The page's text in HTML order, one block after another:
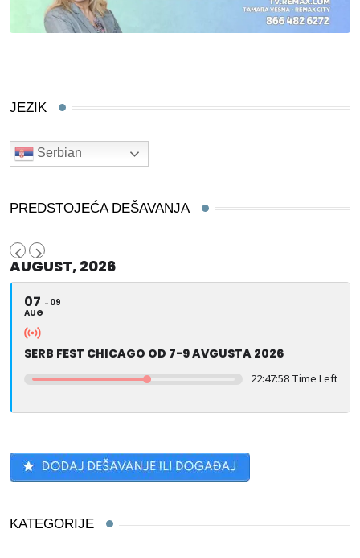
JEZIK
Serbian
PREDSTOJEĆA DEŠAVANJA
AUGUST, 2026
07
AUG
09
SERB FEST CHICAGO OD 7-9 AVGUSTA 2026
22:47:57 Time Left
KATEGORIJE